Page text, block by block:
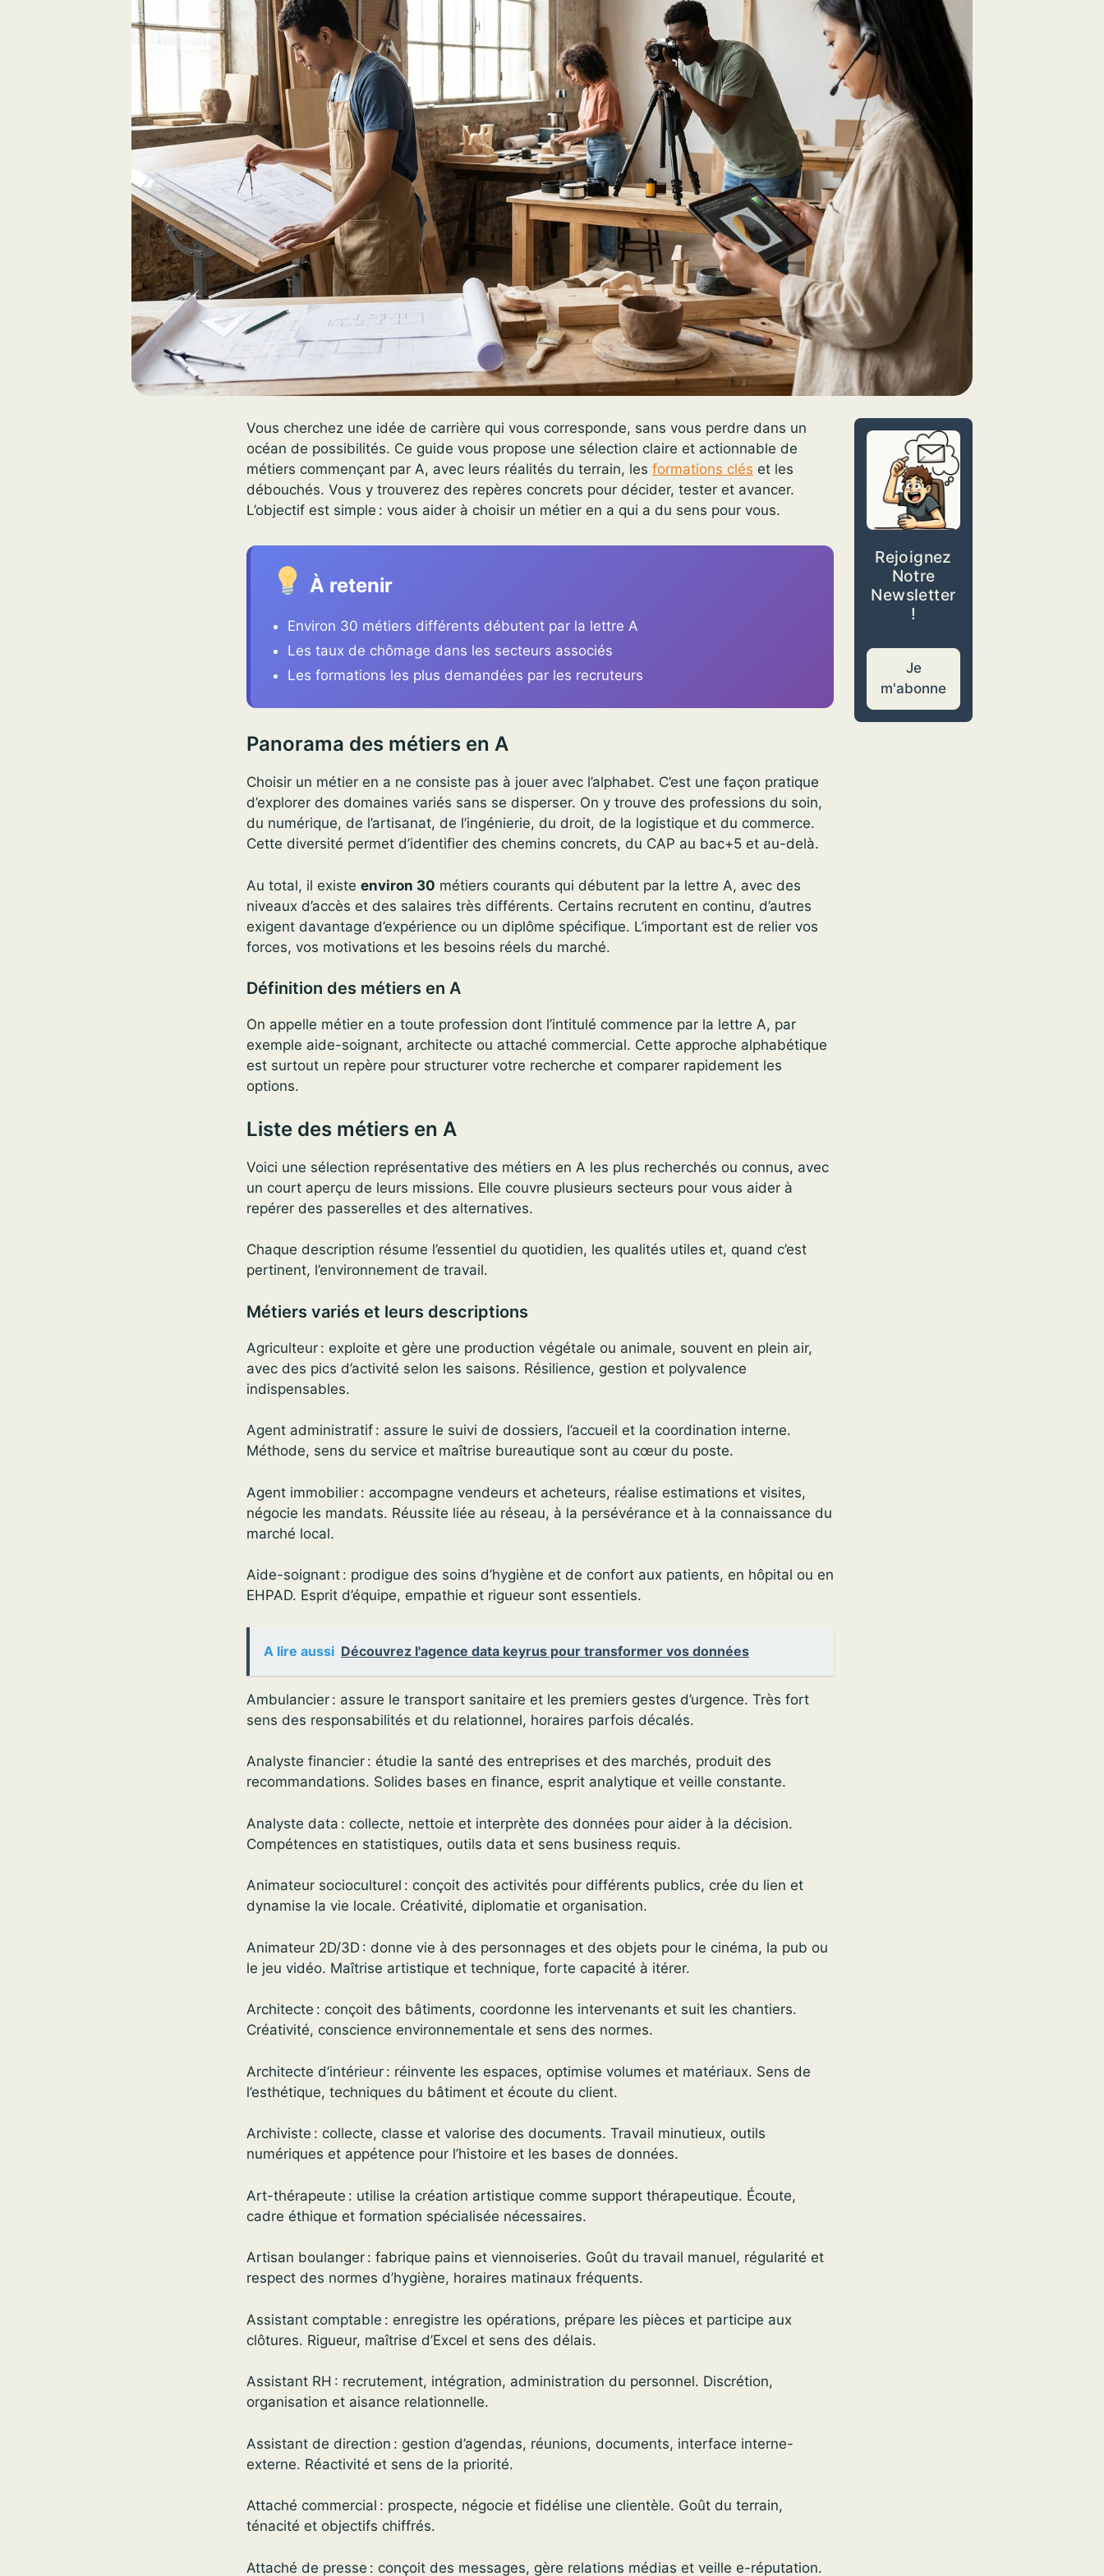
Vous cherchez une idée de carrière qui vous corresponde, sans vous perdre dans un
océan de possibilités. Ce guide vous propose une sélection claire et actionnable de
métiers commençant par A, avec leurs réalités du terrain, les formations clés et les
débouchés. Vous y trouverez des repères concrets pour décider, tester et avancer.
L’objectif est simple : vous aider à choisir un métier en a qui a du sens pour vous.
À retenir
Environ 30 métiers différents débutent par la lettre A
Les taux de chômage dans les secteurs associés
Les formations les plus demandées par les recruteurs
Panorama des métiers en A
Choisir un métier en a ne consiste pas à jouer avec l’alphabet. C’est une façon pratique
d’explorer des domaines variés sans se disperser. On y trouve des professions du soin,
du numérique, de l’artisanat, de l’ingénierie, du droit, de la logistique et du commerce.
Cette diversité permet d’identifier des chemins concrets, du CAP au bac+5 et au-delà.
Au total, il existe environ 30 métiers courants qui débutent par la lettre A, avec des
niveaux d’accès et des salaires très différents. Certains recrutent en continu, d’autres
exigent davantage d’expérience ou un diplôme spécifique. L’important est de relier vos
forces, vos motivations et les besoins réels du marché.
Définition des métiers en A
On appelle métier en a toute profession dont l’intitulé commence par la lettre A, par
exemple aide-soignant, architecte ou attaché commercial. Cette approche alphabétique
est surtout un repère pour structurer votre recherche et comparer rapidement les
options.
Liste des métiers en A
Voici une sélection représentative des métiers en A les plus recherchés ou connus, avec
un court aperçu de leurs missions. Elle couvre plusieurs secteurs pour vous aider à
repérer des passerelles et des alternatives.
Chaque description résume l’essentiel du quotidien, les qualités utiles et, quand c’est
pertinent, l’environnement de travail.
Métiers variés et leurs descriptions
Agriculteur : exploite et gère une production végétale ou animale, souvent en plein air,
avec des pics d’activité selon les saisons. Résilience, gestion et polyvalence
indispensables.
Agent administratif : assure le suivi de dossiers, l’accueil et la coordination interne.
Méthode, sens du service et maîtrise bureautique sont au cœur du poste.
Agent immobilier : accompagne vendeurs et acheteurs, réalise estimations et visites,
négocie les mandats. Réussite liée au réseau, à la persévérance et à la connaissance du
marché local.
Aide-soignant : prodigue des soins d’hygiène et de confort aux patients, en hôpital ou en
EHPAD. Esprit d’équipe, empathie et rigueur sont essentiels.
A lire aussi Découvrez l'agence data keyrus pour transformer vos données
Ambulancier : assure le transport sanitaire et les premiers gestes d’urgence. Très fort
sens des responsabilités et du relationnel, horaires parfois décalés.
Analyste financier : étudie la santé des entreprises et des marchés, produit des
recommandations. Solides bases en finance, esprit analytique et veille constante.
Analyste data : collecte, nettoie et interprète des données pour aider à la décision.
Compétences en statistiques, outils data et sens business requis.
Animateur socioculturel : conçoit des activités pour différents publics, crée du lien et
dynamise la vie locale. Créativité, diplomatie et organisation.
Animateur 2D/3D : donne vie à des personnages et des objets pour le cinéma, la pub ou
le jeu vidéo. Maîtrise artistique et technique, forte capacité à itérer.
Architecte : conçoit des bâtiments, coordonne les intervenants et suit les chantiers.
Créativité, conscience environnementale et sens des normes.
Architecte d’intérieur : réinvente les espaces, optimise volumes et matériaux. Sens de
l’esthétique, techniques du bâtiment et écoute du client.
Archiviste : collecte, classe et valorise des documents. Travail minutieux, outils
numériques et appétence pour l’histoire et les bases de données.
Art-thérapeute : utilise la création artistique comme support thérapeutique. Écoute,
cadre éthique et formation spécialisée nécessaires.
Artisan boulanger : fabrique pains et viennoiseries. Goût du travail manuel, régularité et
respect des normes d’hygiène, horaires matinaux fréquents.
Assistant comptable : enregistre les opérations, prépare les pièces et participe aux
clôtures. Rigueur, maîtrise d’Excel et sens des délais.
Assistant RH : recrutement, intégration, administration du personnel. Discrétion,
organisation et aisance relationnelle.
Assistant de direction : gestion d’agendas, réunions, documents, interface interne-
externe. Réactivité et sens de la priorité.
Attaché commercial : prospecte, négocie et fidélise une clientèle. Goût du terrain,
ténacité et objectifs chiffrés.
Attaché de presse : conçoit des messages, gère relations médias et veille e-réputation.
Rejoignez
Notre
Newsletter
!
Je
m'abonne